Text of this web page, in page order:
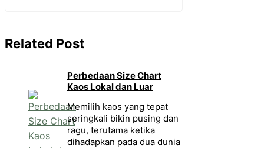
Related Post
Perbedaan Size Chart
Kaos Lokal dan Luar
Memilih kaos yang tepat
seringkali bikin pusing dan
ragu, terutama ketika
dihadapkan pada dua dunia